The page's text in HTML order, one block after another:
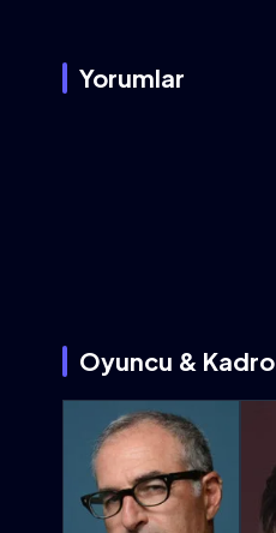
Yorumlar
Oyuncu & Kadro